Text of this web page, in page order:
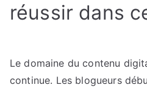
réussir dans
Le domaine du contenu
continue. Les blogueurs